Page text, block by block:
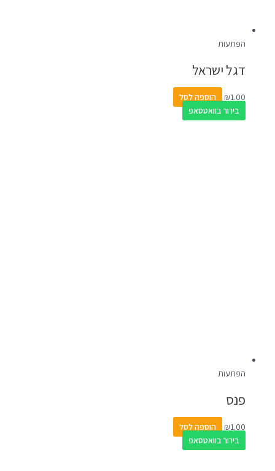
הפתעות
דגל ישראל
₪1.00
הוספה לסל
בירור בוואטסאפ
הפתעות
פנס
₪1.00
הוספה לסל
בירור בוואטסאפ